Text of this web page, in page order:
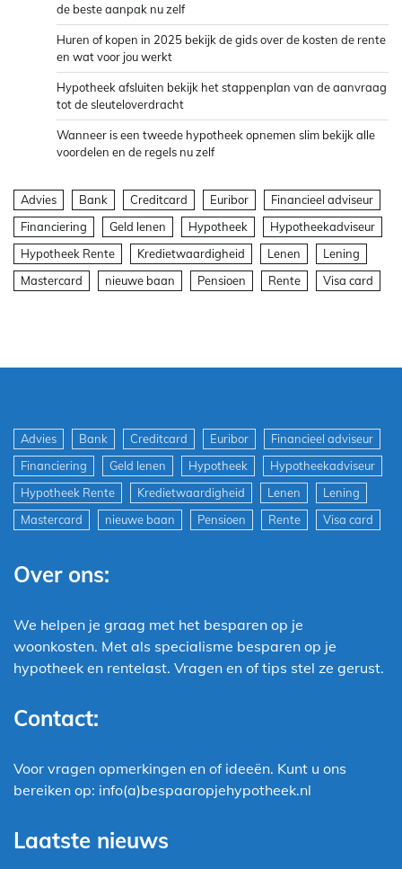
de beste aanpak nu zelf
Huren of kopen in 2025 bekijk de gids over de kosten de rente
en wat voor jou werkt
Hypotheek afsluiten bekijk het stappenplan van de aanvraag
tot de sleuteloverdracht
Wanneer is een tweede hypotheek opnemen slim bekijk alle
voordelen en de regels nu zelf
Advies Bank Creditcard Euribor
Financieel adviseur
Financiering
Geld lenen Hypotheek
Hypotheekadviseur
Hypotheek Rente
Kredietwaardigheid Lenen
Lening
Mastercard
nieuwe baan Pensioen Rente Visa card
Advies Bank Creditcard Euribor
Financieel adviseur
Financiering
Geld lenen Hypotheek
Hypotheekadviseur
Hypotheek Rente
Kredietwaardigheid Lenen
Lening
Mastercard
nieuwe baan Pensioen Rente Visa card
Over ons:
We helpen je graag met het besparen op je
woonkosten. Met als specialisme besparen op je
hypotheek en rentelast. Vragen en of tips stel ze gerust.
Contact:
Voor vragen opmerkingen en of ideeën. Kunt u ons
bereiken op: info(a)bespaaropjehypotheek.nl
Laatste nieuws